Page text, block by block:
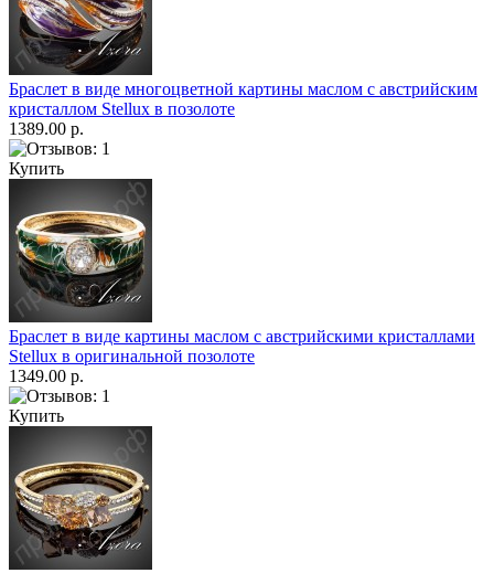
Браслет в виде многоцветной картины маслом с австрийским
кристаллом Stellux в позолоте
1389.00 р.
Купить
Браслет в виде картины маслом с австрийскими кристаллами
Stellux в оригинальной позолоте
1349.00 р.
Купить